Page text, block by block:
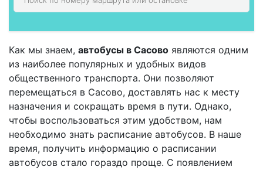
Как мы знаем, автобусы в Сасово являются одним
из наиболее популярных и удобных видов
общественного транспорта. Они позволяют
перемещаться в Сасово, доставлять нас к месту
назначения и сокращать время в пути. Однако,
чтобы воспользоваться этим удобством, нам
необходимо знать расписание автобусов. В наше
время, получить информацию о расписании
автобусов стало гораздо проще. С появлением